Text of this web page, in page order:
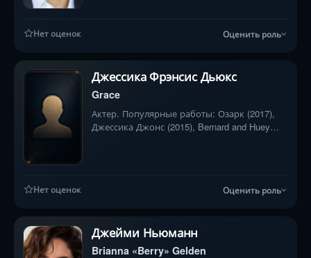
Нет оценок Оценить роль
Джессика Фрэнсис Дьюкс
Grace
Актер. Популярные работы: Озарк (2017),
Джессика Джонс (2015), Bernard and Huey
Нет оценок Оценить роль
Джейми Ньюманн
Brianna «Berry» Gelden